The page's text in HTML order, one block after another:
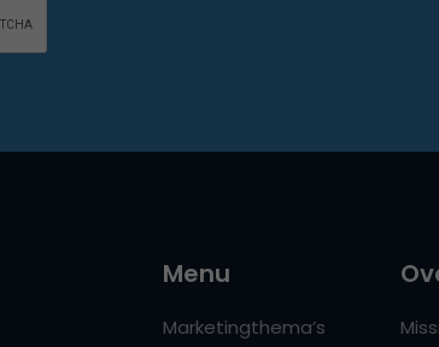
Menu
Marketingthema’s